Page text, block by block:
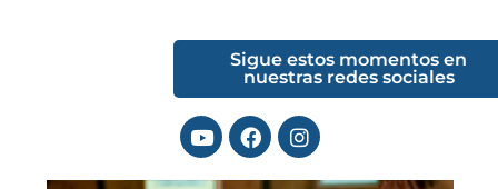
Sigue estos momentos en
nuestras redes sociales